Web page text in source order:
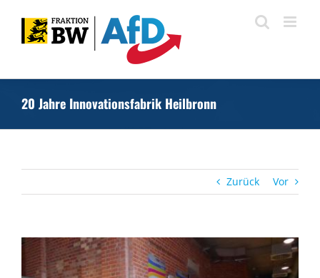
Inhalt
springen
20 Jahre Innovationsfabrik Heilbronn
Zurück Vor
Zeige
grösseres
Bild